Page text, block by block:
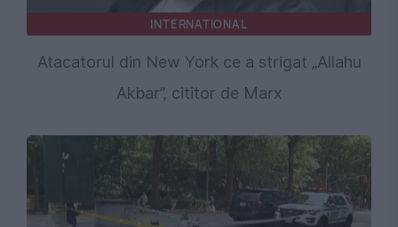
INTERNATIONAL
Atacatorul din New York ce a strigat „Allahu
Akbar”, cititor de Marx